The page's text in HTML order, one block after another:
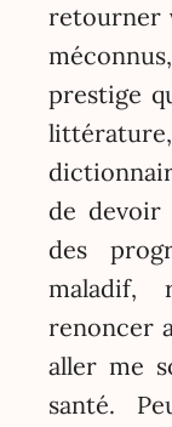
retourner
prestige
de devoir
des
maladif,
renoncer
aller me
santé.